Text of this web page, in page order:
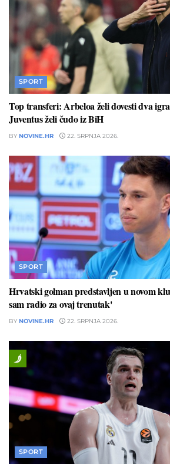
SPORT
Top transferi: Arbeloa želi dovesti dva
Juventus želi čudo iz BiH
BY NOVINE.HR 22. SRPNJA 2026.
SPORT
Hrvatski golman predstavljen u novom
sam radio za ovaj trenutak'
BY NOVINE.HR 22. SRPNJA 2026.
SPORT